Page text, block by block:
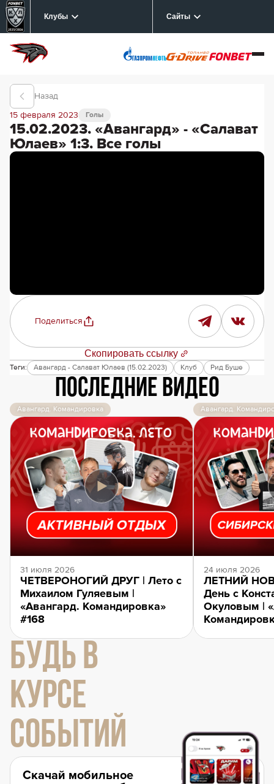
Клубы Сайты
Назад
15.02.2023. «Авангард» - «Салават
Юлаев» 1:3. Все голы
Голы
15 февраля 2023
Поделиться
Скопировать ссылку
Теги: Авангард - Салават Юлаев (15.02.2023) Клуб Рид Буше
Последние видео
Авангард. Командировка
31 июля 2026
ЧЕТВЕРОНОГИЙ ДРУГ | Лето с
Михаилом Гуляевым |
«Авангард. Командировка»
#168
Авангард.
24 июля 2026
ЛЕТНИЙ
День с
Окуловым |
БУДЬ В
КУРСЕ
СОБЫТИЙ
Скачай мобильное